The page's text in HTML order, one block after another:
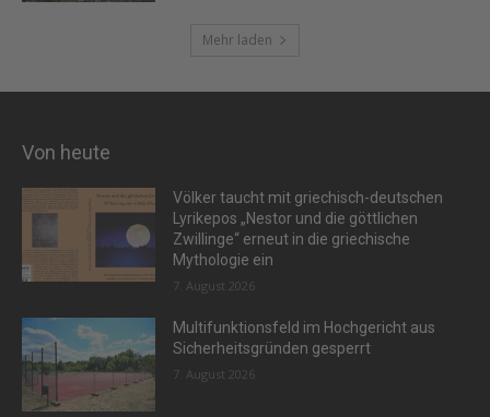
Mehr laden
Von heute
Völker taucht mit griechisch-deutschen
Lyrikepos „Nestor und die göttlichen
Zwillinge“ erneut in die griechische
Mythologie ein
7. August 2026
Multifunktionsfeld im Hochgericht aus
Sicherheitsgründen gesperrt
7. August 2026